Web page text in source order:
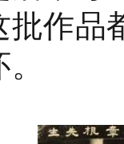
批作品